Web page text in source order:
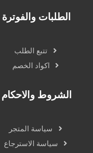
الطلبات والفوترة
تتبع الطلب
اكواد الخصم
الشروط والاحكام
سياسة المتجر
سياسة الاسترجاع